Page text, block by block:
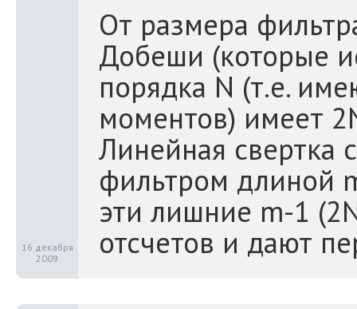
16 декабря
2009
От размера
Добеши (которые
порядка N (т.е.
моментов) имеет
Линейная свертка
фильтром длиной
эти лишние m-1
отсчетов и дают